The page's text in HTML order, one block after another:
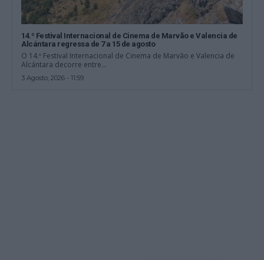
14.º Festival Internacional de Cinema de Marvão e Valencia de
Alcántara regressa de 7 a 15 de agosto
O 14.º Festival Internacional de Cinema de Marvão e Valencia de
Alcántara decorre entre...
3 Agosto, 2026 - 11:59